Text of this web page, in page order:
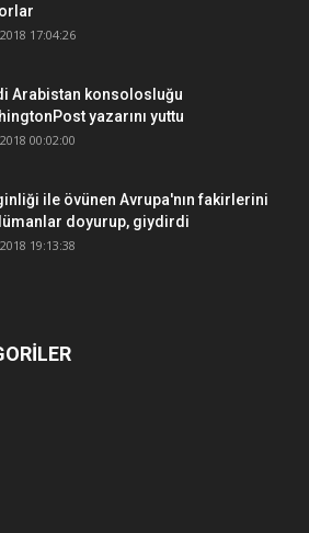
17:04:26
Arabistan konsolosluğu
yazarını yuttu
00:02:00
ile övünen Avrupa'nın fakirlerini
doyurup, giydirdi
19:13:38